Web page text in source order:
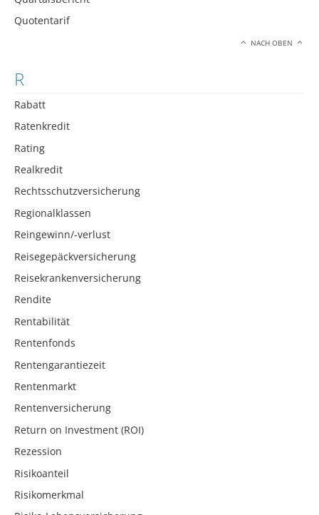
Quotentarif
NACH OBEN
R
Rabatt
Ratenkredit
Rating
Realkredit
Rechtsschutzversicherung
Regionalklassen
Reingewinn/-verlust
Reisegepäckversicherung
Reisekrankenversicherung
Rendite
Rentabilität
Rentenfonds
Rentengarantiezeit
Rentenmarkt
Rentenversicherung
Return on Investment (ROI)
Rezession
Risikoanteil
Risikomerkmal